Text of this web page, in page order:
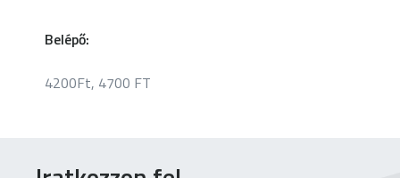
Belépő:
4200Ft, 4700 FT